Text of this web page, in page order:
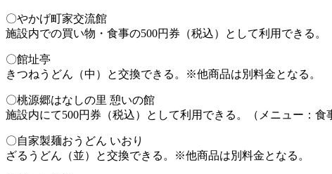
〇やかげ町家交流館
施設内での買い物・食事の500円券（税込）として利用できる。
〇館址亭
きつねうどん（中）と交換できる。※他商品は別料金となる。
〇桃源郷はなしの里 憩いの館
施設内にて500円券（税込）として利用できる。（メニュー：食
〇自家製麺おうどん いおり
ざるうどん（並）と交換できる。※他商品は別料金となる。